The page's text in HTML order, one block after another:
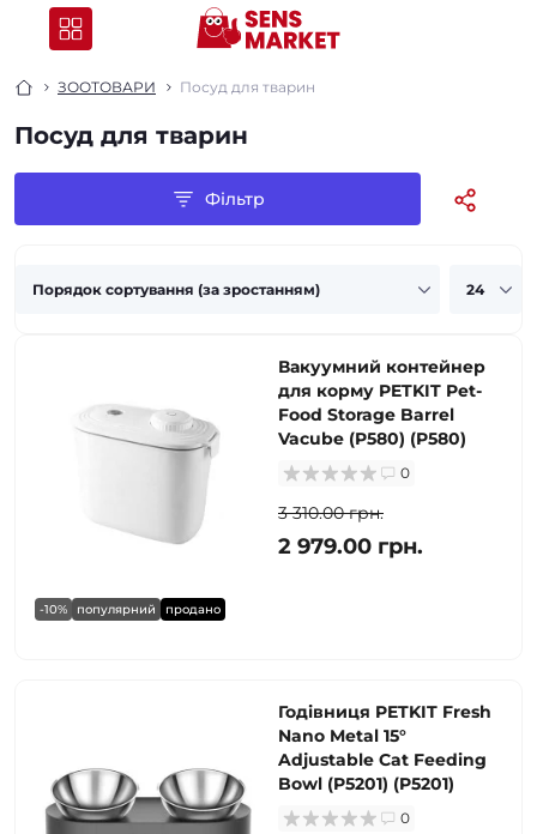
ЗООТОВАРИ Посуд для тварин
Посуд для тварин
Фільтр
-10% популярний продано
Вакуумний контейнер
для корму PETKIT Pet-
Food Storage Barrel
Vacube (P580) (P580)
0
3 310.00 грн.
2 979.00 грн.
Годівниця PETKIT Fresh
Nano Metal 15°
Adjustable Cat Feeding
Bowl (P5201) (P5201)
0